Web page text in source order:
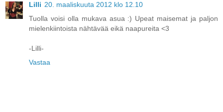
Lilli 20. maaliskuuta 2012 klo 12.10
Tuolla voisi olla mukava asua :) Upeat maisemat ja paljon
mielenkiintoista nähtävää eikä naapureita <3
-Lilli-
Vastaa